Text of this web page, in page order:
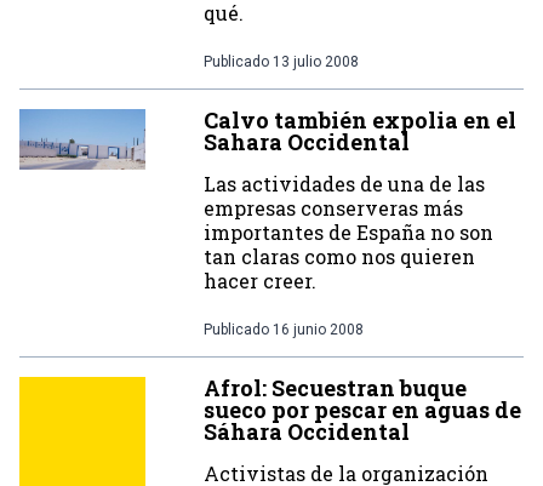
qué.
Publicado 13 julio 2008
Calvo también expolia en el
Sahara Occidental
Las actividades de una de las
empresas conserveras más
importantes de España no son
tan claras como nos quieren
hacer creer.
Publicado 16 junio 2008
Afrol: Secuestran buque
sueco por pescar en aguas de
Sáhara Occidental
Activistas de la organización